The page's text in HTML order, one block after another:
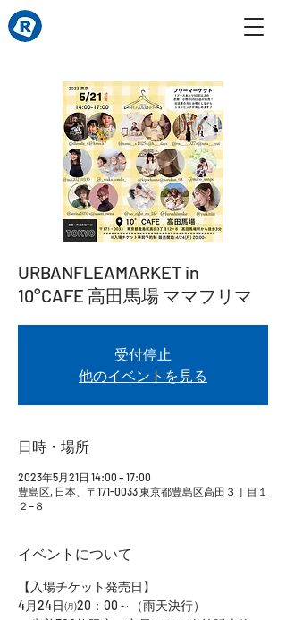
URBANFLEAMARKET in
10°CAFE 高田馬場 ママフリマ
受付停止
他のイベントを見る
日時・場所
2023年5月21日 14:00 – 17:00
豊島区, 日本、〒171-0033 東京都豊島区高田３丁目１
２−８
イベントについて
【入場チケット発売日】
4月24日㈪20：00～（雨天決行）